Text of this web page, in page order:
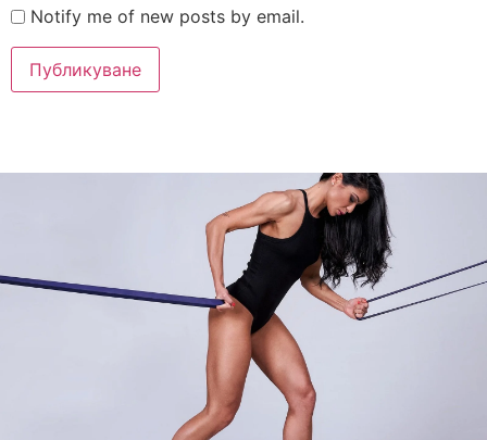
Notify me of new posts by email.